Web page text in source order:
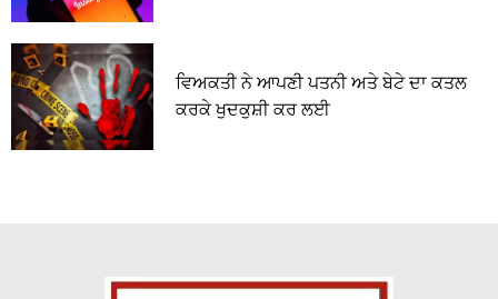
ਵਿਅਕਤੀ ਨੇ ਆਪਣੀ ਪਤਨੀ ਅਤੇ ਬੇਟੇ ਦਾ ਕਤਲ
ਕਰਕੇ ਖੁਦਕੁਸ਼ੀ ਕਰ ਲਈ